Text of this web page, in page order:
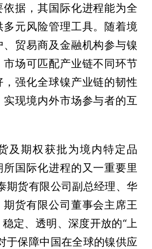
依据，其国际化进程能为全
多元风险管理工具。随着境
、贸易商及金融机构参与镍
市场可匹配产业链不同环节
，强化全球镍产业链的韧性
实现境内外市场参与者的互
及期权获批为境内特定品
所国际化进程的又一重要里
期货有限公司副总经理、华
期货有限公司董事会主席王
定、透明、深度开放的“上
于保障中国在全球的镍供应